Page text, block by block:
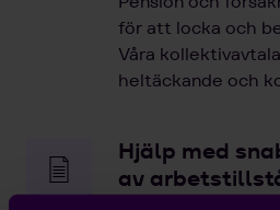
för att locka och
Våra
heltäckande och
Hjälp med
av